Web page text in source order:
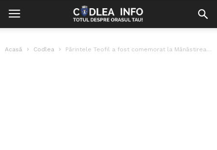
Acasă Codlea Părintele Teofil a fost comemorat la Mănăstirea Sâmbăta